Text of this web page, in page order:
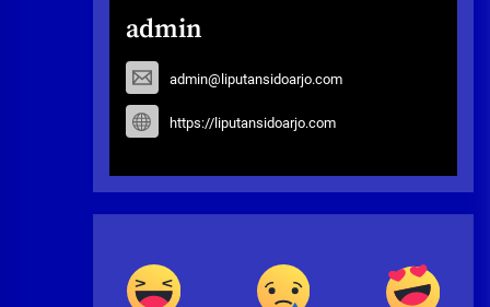
admin
admin@liputansidoarjo.com
https://liputansidoarjo.com